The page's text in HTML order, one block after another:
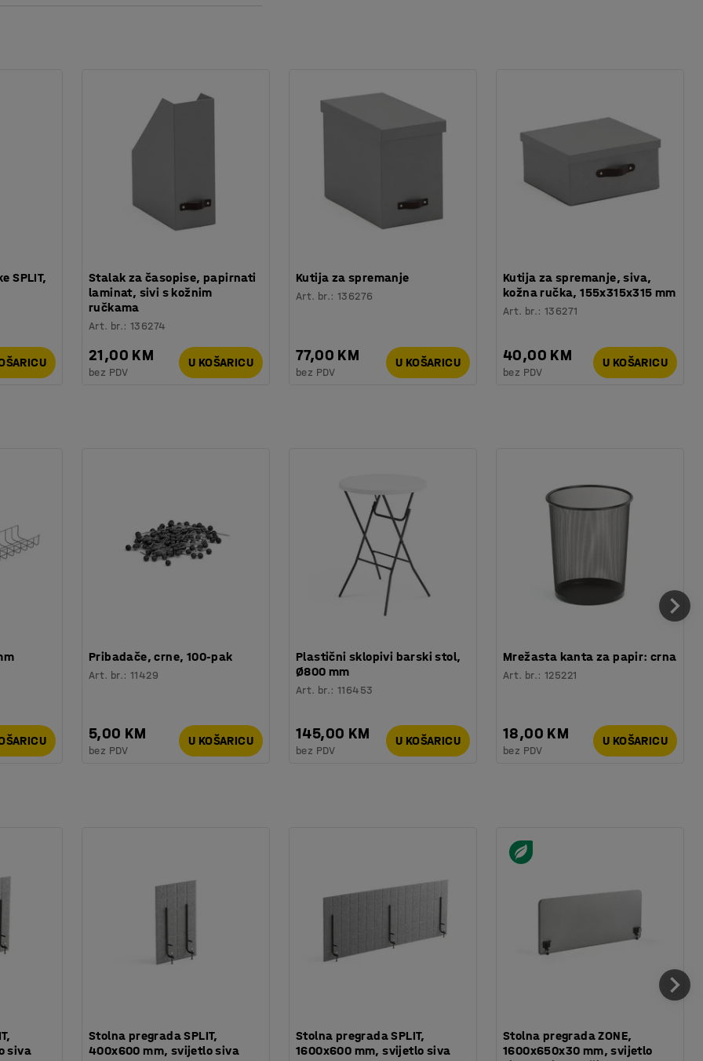
SPLIT,
Stalak za časopise, papirnati
laminat, sivi s kožnim
ručkama
Art. br.:136274
21,00 KM
bez PDV
U KOŠARICU
Kutija za spremanje
Art. br.:136276
77,00 KM
bez PDV
U KOŠARICU
Kutija za spremanje, siva,
kožna ručka, 155x315x315 mm
Art. br.:136271
40,00 KM
bez PDV
U KOŠARICU
Pribadače, crne, 100-pak
Art. br.:11429
5,00 KM
bez PDV
U KOŠARICU
Plastični sklopivi barski stol,
Ø800 mm
Art. br.:116453
145,00 KM
bez PDV
U KOŠARICU
Mrežasta kanta za papir: crna
Art. br.:125221
18,00 KM
bez PDV
U KOŠARICU
siva
Stolna pregrada SPLIT,
400x600 mm, svijetlo siva
Stolna pregrada SPLIT,
1600x600 mm, svijetlo siva
Stolna pregrada ZONE,
1600x650x30 mm, svijetlo